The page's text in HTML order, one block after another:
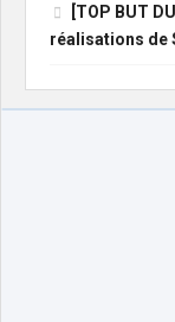
[TOP BUT
réalisations de